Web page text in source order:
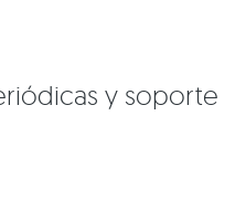
y soporte